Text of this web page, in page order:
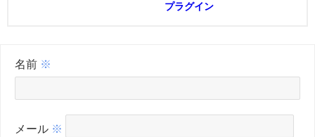
プラグイン
名前 ※
メール ※